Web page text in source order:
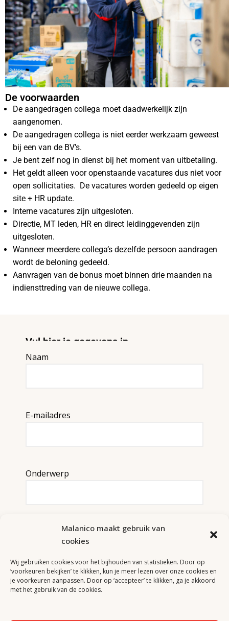
Malanico maakt gebruik van
cookies
Wij gebruiken cookies voor het bijhouden van statistieken. Door op
‘voorkeuren bekijken’ te klikken, kun je meer lezen over onze cookies en
je voorkeuren aanpassen. Door op ‘accepteer’ te klikken, ga je akkoord
met het gebruik van de cookies.
De voorwaarden
De aangedragen collega moet daadwerkelijk zijn
aangenomen.
De aangedragen collega is niet eerder werkzaam geweest
bij een van de BV’s.
Je bent zelf nog in dienst bij het moment van uitbetaling.
Het geldt alleen voor openstaande vacatures dus niet voor
open sollicitaties. De vacatures worden gedeeld op eigen
site + HR update.
Interne vacatures zijn uitgesloten.
Directie, MT leden, HR en direct leidinggevenden zijn
uitgesloten.
Wanneer meerdere collega’s dezelfde persoon aandragen
wordt de beloning gedeeld.
Aanvragen van de bonus moet binnen drie maanden na
indiensttreding van de nieuwe collega.
Vul hier je gegevens in
Naam
E-mailadres
Onderwerp
Naam aangeleverde nieuwe collega